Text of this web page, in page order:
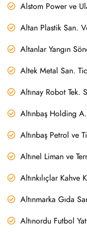
Alstom Power ve
Altan Plastik San.
Altanlar Yangın
Altek Metal San.
Altınay Robot Tek.
Altınbaş Holding
Altınbaş Petrol ve
Altınel Liman ve
Altınkılıçlar
Altınmarka Gıda
Altınordu Futbol